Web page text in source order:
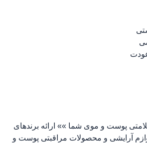
پوست و موی شما »» ارائه برندهای
آرایشی و محصولات مراقبتی پوست و